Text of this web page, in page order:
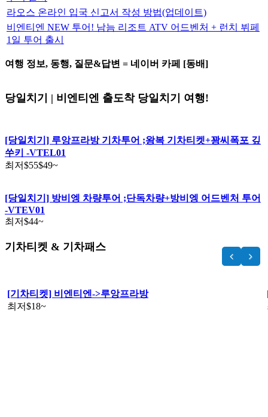
라오스 온라인 입국 신고서 작성 방법(업데이트)
비엔티엔 NEW 투어! 남늠 리조트 ATV 어드벤처 + 런치 뷔페
1일 투어 출시
여행 정보, 동행, 질문&답변 = 네이버 카페 [동배]
당일치기 | 비엔티엔 출도착 당일치기 여행!
[당일치기] 루앙프라방 기차투어 ;왕복 기차티켓+꽝씨폭포 깊
쑤키 -VTEL01
최저$55$49~
[당일치기] 방비엥 차량투어 ;단독차량+방비엥 어드벤처 투어
-VTEV01
최저$44~
기차티켓 & 기차패스
[기차티켓] 비엔티엔->루앙프라방
최저$18~